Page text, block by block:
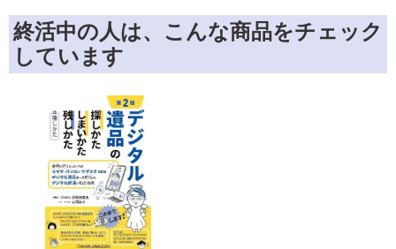
終活中の人は、こんな商品をチェック
しています